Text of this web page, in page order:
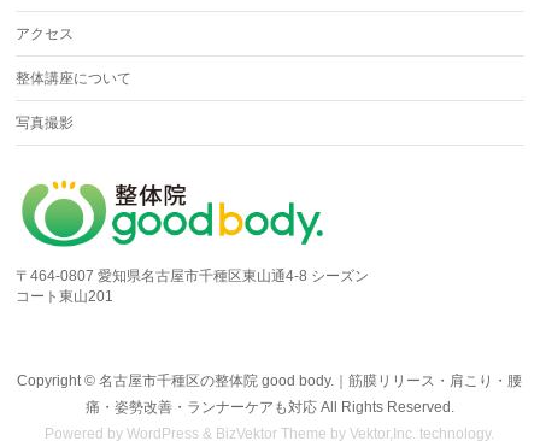
アクセス
整体講座について
写真撮影
〒464-0807 愛知県名古屋市千種区東山通4-8 シーズン
コート東山201
Copyright ©名古屋市千種区の整体院 good body.｜筋膜リリース・肩こり・腰
痛・姿勢改善・ランナーケアも対応All Rights Reserved.
Powered byWordPress & BizVektor Theme by Vektor,Inc. technology.